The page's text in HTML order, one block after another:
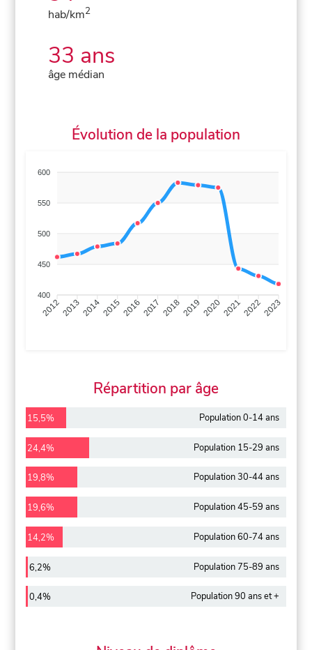
hab/km2
33 ans
âge médian
Évolution de la population
600
550
500
450
400
201220132014201520162017 20182019 2020202120222023
Répartition par âge
15,5% Population 0-14 ans
24,4% Population 15-29 ans
19,8% Population 30-44 ans
19,6% Population 45-59 ans
14,2% Population 60-74 ans
6,2% Population 75-89 ans
0,4% Population 90 ans et +